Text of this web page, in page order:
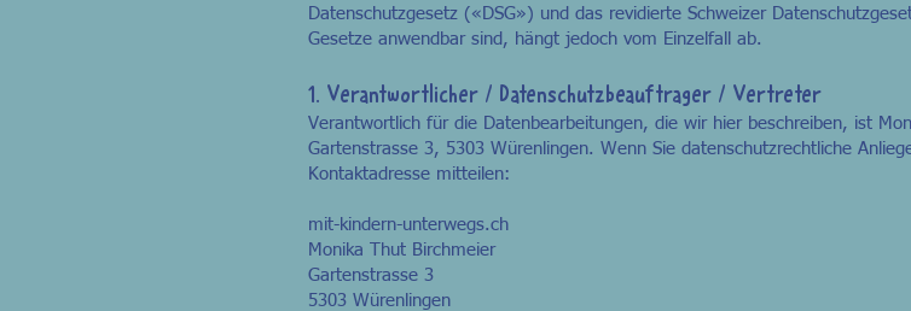
Datenschutzgesetz («DSG») und das revidierte Schweizer
Gesetze anwendbar sind, hängt jedoch vom Einzelfall ab.
1. Verantwortlicher / Datenschutzbeauftrager / Vertreter
Verantwortlich für die Datenbearbeitungen, die wir hier beschreiben, ist
Gartenstrasse 3, 5303 Würenlingen. Wenn Sie datenschutzrechtliche
Kontaktadresse mitteilen:
mit-kindern-unterwegs.ch
Monika Thut Birchmeier
Gartenstrasse 3
5303 Würenlingen